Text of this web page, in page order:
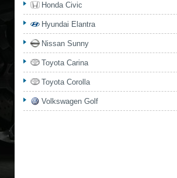
Honda Civic
Hyundai Elantra
Nissan Sunny
Toyota Carina
Toyota Corolla
Volkswagen Golf